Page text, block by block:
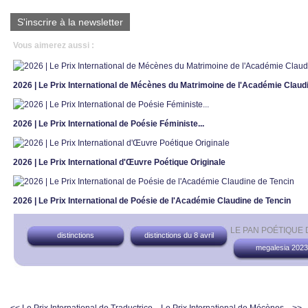
S'inscrire à la newsletter
Vous aimerez aussi :
2026 | Le Prix International de Mécènes du Matrimoine de l'Académie
2026 | Le Prix International de Poésie Féministe...
2026 | Le Prix International d'Œuvre Poétique Originale
2026 | Le Prix International de Poésie de l'Académie Claudine de Tencin
LE PAN POÉTIQUE
distinctions
distinctions du 8 avril
megalesia 2023